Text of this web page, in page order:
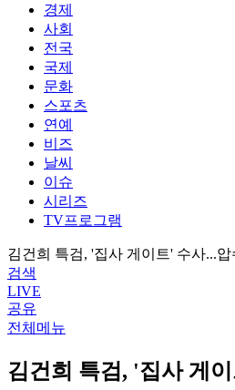
경제
사회
전국
국제
문화
스포츠
연예
비즈
날씨
이슈
시리즈
TV프로그램
김건희 특검, '집사 게이트' 수사...
검색
LIVE
공유
전체메뉴
김건희 특검, '집사 게